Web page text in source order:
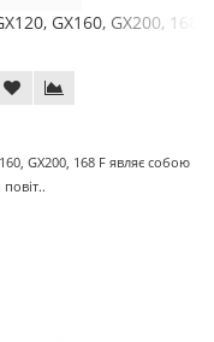
GX160, GX200, 168 F
GX200, 168 F являє собою